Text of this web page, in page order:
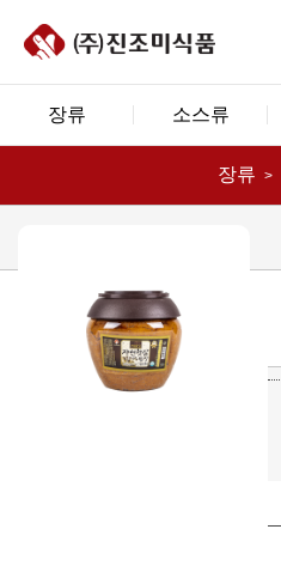
장류 소스류
장류